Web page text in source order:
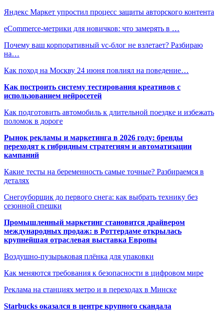
Яндекс Маркет упростил процесс защиты авторского контента
eCommerce-метрики для новичков: что замерять в …
Почему ваш корпоративный vc-блог не взлетает? Разбираю
на…
Как поход на Москву 24 июня повлиял на поведение…
Как построить систему тестирования креативов с
использованием нейросетей
Как подготовить автомобиль к длительной поездке и избежать
поломок в дороге
Рынок рекламы и маркетинга в 2026 году: бренды
переходят к гибридным стратегиям и автоматизации
кампаний
Какие тесты на беременность самые точные? Разбираемся в
деталях
Снегоуборщик до первого снега: как выбрать технику без
сезонной спешки
Промышленный маркетинг становится драйвером
международных продаж: в Роттердаме открылась
крупнейшая отраслевая выставка Европы
Воздушно-пузырьковая плёнка для упаковки
Как меняются требования к безопасности в цифровом мире
Реклама на станциях метро и в переходах в Минске
Starbucks оказался в центре крупного скандала